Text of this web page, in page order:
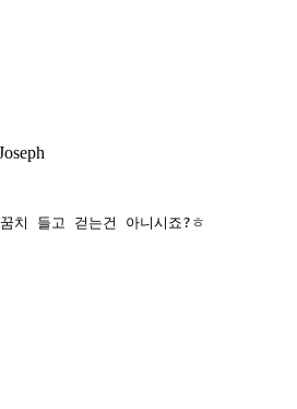
치 들고 걷는건 아니시죠?ㅎ